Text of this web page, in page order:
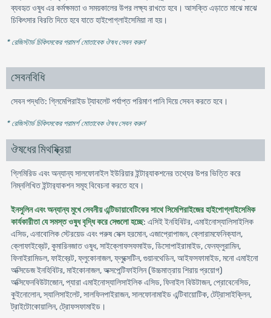
ব্যবহৃত ওষুধ এর কর্মক্ষমতা ও সময়কালের উপর লক্ষ্য রাখতে হবে। আসক্তি এড়াতে মাঝে মাঝে
চিকিৎসার বিরতি দিতে হবে যাতে হাইপোগ্লাইসেমিয়া না হয়।
* রেজিস্টার্ড চিকিৎসকের পরামর্শ মোতাবেক ঔষধ সেবন করুন'
সেবনবিধি
সেবন পদ্ধতি: গ্লিমেপিরাইড ট্যাবলেট পর্যাপ্ত পরিমাণ পানি দিয়ে সেবন করতে হবে।
* রেজিস্টার্ড চিকিৎসকের পরামর্শ মোতাবেক ঔষধ সেবন করুন'
ঔষধের মিথষ্ক্রিয়া
গ্লিমিরিড এবং অন্যান্য সালফোনাইল ইউরিয়ার ইন্টার‍্যাকশনের তথ্যের উপর ভিত্তি করে
নিম্নলিখিত ইন্টার‍্যাকশন সমূহ বিবেচনা করতে হবে।
ইনসুলিন এবং অন্যান্য মুখে সেবনীয় এন্টিডায়াবেটিকের সাথে সিমেপিরাইজের হাইপোগ্লাইসেমিক
কার্যকারীতা যে সমস্ত ওষুধ বৃদ্ধি করে সেগুলো হচ্ছে: এসিই ইনহিবিটর, এমাইনোস্যালিসাইলিক
এসিড, এনাবোলিক স্টেরয়েড এবং পরুষ সেক্স হরমোন, এজাপ্রোপাজন, ক্লোরামফেনিক্যাল,
ক্লোফাইব্রেট, কুমারিনজাত ওষুধ, সাইক্লোফসফমাইড, ডিসোপাইরামাইড, ফেনফ্লুরামিন,
ফিনাইরামিডল, ফাইব্রেট, ফ্লুকোনাজল, ফ্লুক্সেটিন, গুয়ানথেডিন, আইফসফামাইড, মনো এমাইনো
অক্সিডেজ ইনহিবিটর, মাইকোনাজল, অক্সপেন্টিফাইলিন (উচ্চমাত্রায় শিরায় প্রয়োগ)
অক্সিফেনবিউটাজোন, প্যারা এমাইনোস্যালিসাইলিক এসিড, ফিনাইল বিউটাজন, প্রোবেনেসিড,
কুইনোলোন, স্যালিসাইলেট, সালফিনপাইরাজন, সালফোনামাইড এন্টিবায়োটিক, টেট্রাসাইক্লিন,
ট্রাইটোকোয়ালিন, ট্রোফসফামাইড।